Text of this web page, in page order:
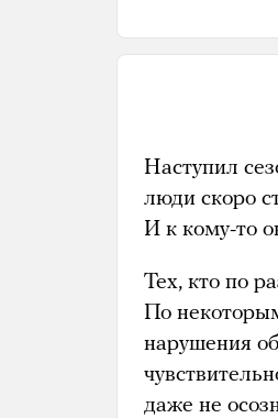
Наступил
люди скоро
И к кому-то
Тех, кто по
По
нарушения
даже не